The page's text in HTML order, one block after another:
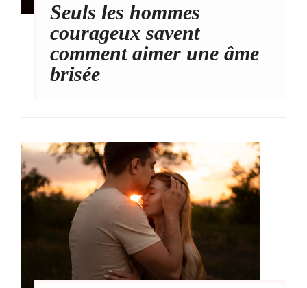
Seuls les hommes
courageux savent
comment aimer une âme
brisée